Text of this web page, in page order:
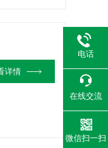
详情
电话
在线交流
微信扫一扫